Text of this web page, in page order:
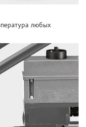
любых